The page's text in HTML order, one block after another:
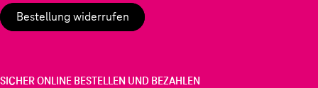
Bestellung widerrufen
SICHER ONLINE BESTELLEN UND BEZAHLEN